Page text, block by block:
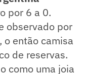
por 6 a 0.
observado por
o então camisa
de reservas.
como uma joia